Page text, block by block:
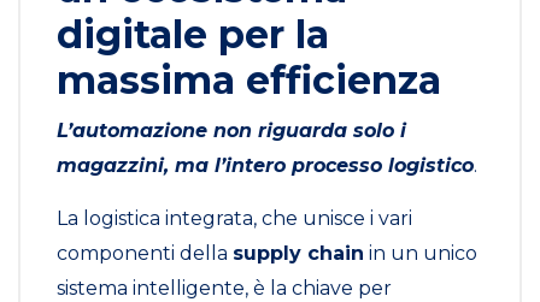
digitale per la
massima efficienza
L’automazione non riguarda solo i
magazzini, ma l’intero processo logistico.
La logistica integrata, che unisce i vari
componenti della supply chain in un unico
sistema intelligente, è la chiave per